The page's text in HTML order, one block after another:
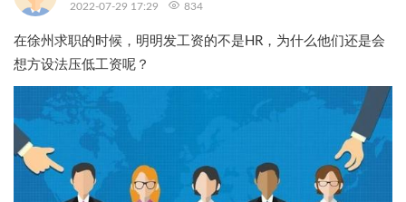
2022-07-29 17:29 834
在徐州求职的时候，明明发工资的不是HR，为什么他们还是会
想方设法压低工资呢？